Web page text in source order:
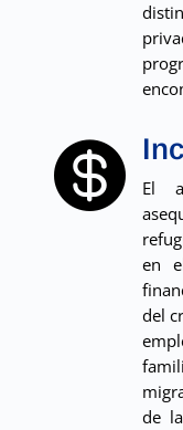

El
en
del
de